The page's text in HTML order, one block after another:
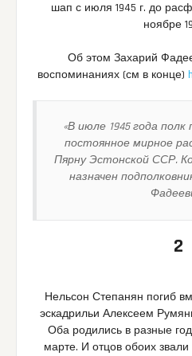
шап с июля 1945 г. до
ноябре
Об этом Захарий
воспоминаниях (см в конце)
«В июле 1945 года полк
постоянное мирное
Пярну Эстонской ССР.
назначен
2
Нельсон Степанян погиб
эскадрильи Алексеем
Оба родились в разные
марте. И отцов обоих